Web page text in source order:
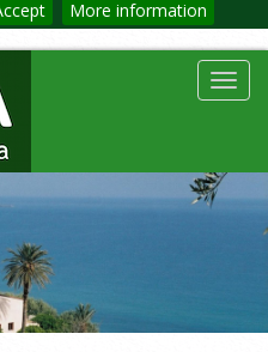
More information